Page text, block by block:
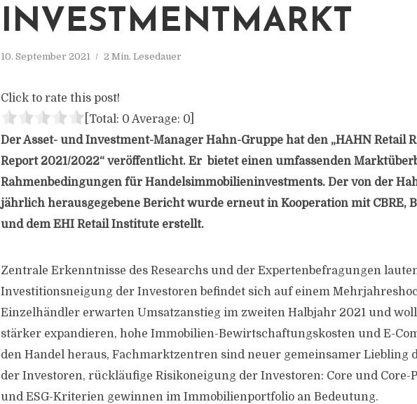
INVESTMENTMARKT
10. September 2021 2 Min. Lesedauer
Click to rate this post!
[Total: 0 Average: 0
Der Asset- und Investment-Manager Hahn-Gruppe hat den „HAHN Retail
Report 2021/2022“ veröffentlicht. Er bietet einen umfassenden
Rahmenbedingungen für Handelsimmobilieninvestments. Der von der
jährlich herausgegebene Bericht wurde erneut in Kooperation mit CBRE,
und dem EHI Retail Institute erstellt.
Zentrale Erkenntnisse des Researchs und der Expertenbefragungen
Investitionsneigung der Investoren befindet sich auf einem
Einzelhändler erwarten Umsatzanstieg im zweiten Halbjahr 2021 und
stärker expandieren, hohe Immobilien-Bewirtschaftungskosten und E-
den Handel heraus, Fachmarktzentren sind neuer gemeinsamer Liebling
der Investoren, rückläufige Risikoneigung der Investoren: Core und Core-
und ESG-Kriterien gewinnen im Immobilienportfolio an Bedeutung.